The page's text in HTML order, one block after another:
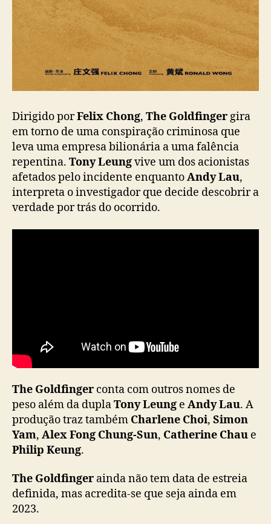
f
i
n
g
e
r
Dirigido porFelix Chong, The Goldfingergira
em torno de uma conspiração criminosa que
leva uma empresa bilionária a uma falência
repentina. Tony Leungvive um dos acionistas
afetados pelo incidente enquantoAndy Lau,
interpreta o investigador que decide descobrir a
verdade por trás do ocorrido.
The Goldfinger conta com outros nomes de
peso além da duplaTony Leung e Andy Lau. A
produção traz também Charlene Choi, Simon
Yam, Alex Fong Chung-Sun, Catherine Chau e
Philip Keung.
The Goldfinger ainda não tem data de estreia
definida, mas acredita-se que seja ainda em
2023.